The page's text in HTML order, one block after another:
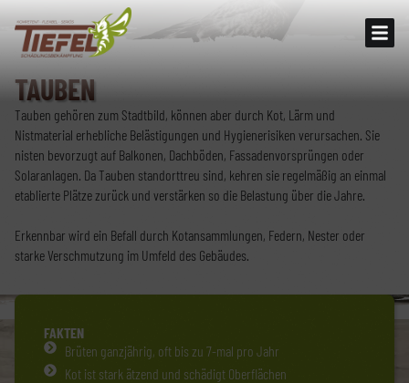
TAUBEN
Tauben gehören zum Stadtbild, können aber durch Kot, Lärm und
Nistmaterial erhebliche Belästigungen und Hygienerisiken verursachen. Sie
nisten bevorzugt auf Balkonen, Dachböden, Fassadenvorsprüngen oder
Solaranlagen. Da Tauben standorttreu sind, kehren sie regelmäßig an einmal
etablierte Plätze zurück und verstärken so die Belastung über die Jahre.
Erkennbar wird ein Befall durch Kotansammlungen, Federn, Nester oder
starke Verschmutzung im Umfeld des Gebäudes.
FAKTEN
Brüten ganzjährig, oft bis zu 7-mal pro Jahr
Kot ist stark ätzend und schädigt Oberflächen